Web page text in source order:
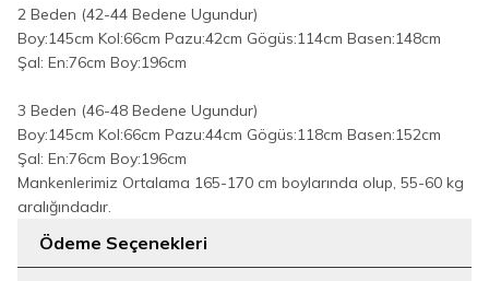
2 Beden (42-44 Bedene Ugundur)
Boy:145cm Kol:66cm Pazu:42cm Gögüs:114cm Basen:148cm
Şal: En:76cm Boy:196cm
3 Beden (46-48 Bedene Ugundur)
Boy:145cm Kol:66cm Pazu:44cm Gögüs:118cm Basen:152cm
Şal: En:76cm Boy:196cm
Mankenlerimiz Ortalama 165-170 cm boylarında olup, 55-60 kg
aralığındadır.
Ödeme Seçenekleri